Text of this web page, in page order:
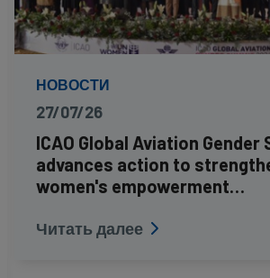
НОВОСТИ
27/07/26
ICAO Global Aviation Gender
advances action to
women's empowerment…
Читать далее